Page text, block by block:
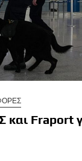
και Fraport